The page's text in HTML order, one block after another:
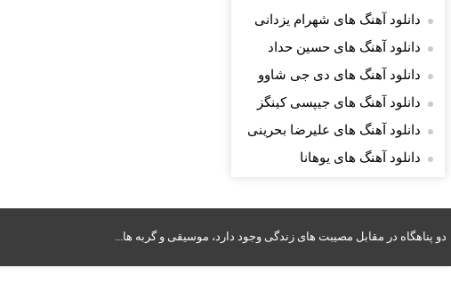
دانلود آهنگ های شهرام یزدانی
دانلود آهنگ های حسین حداد
دانلود آهنگ های دی جی شاوو
دانلود آهنگ های جیپسی کینگز
دانلود آهنگ های علیرضا بحرینی
دانلود آهنگ های یوهانا
دو پناهگاه در مقابل مصیبت های زندگی وجود دارد، موسیقی و گربه ها...